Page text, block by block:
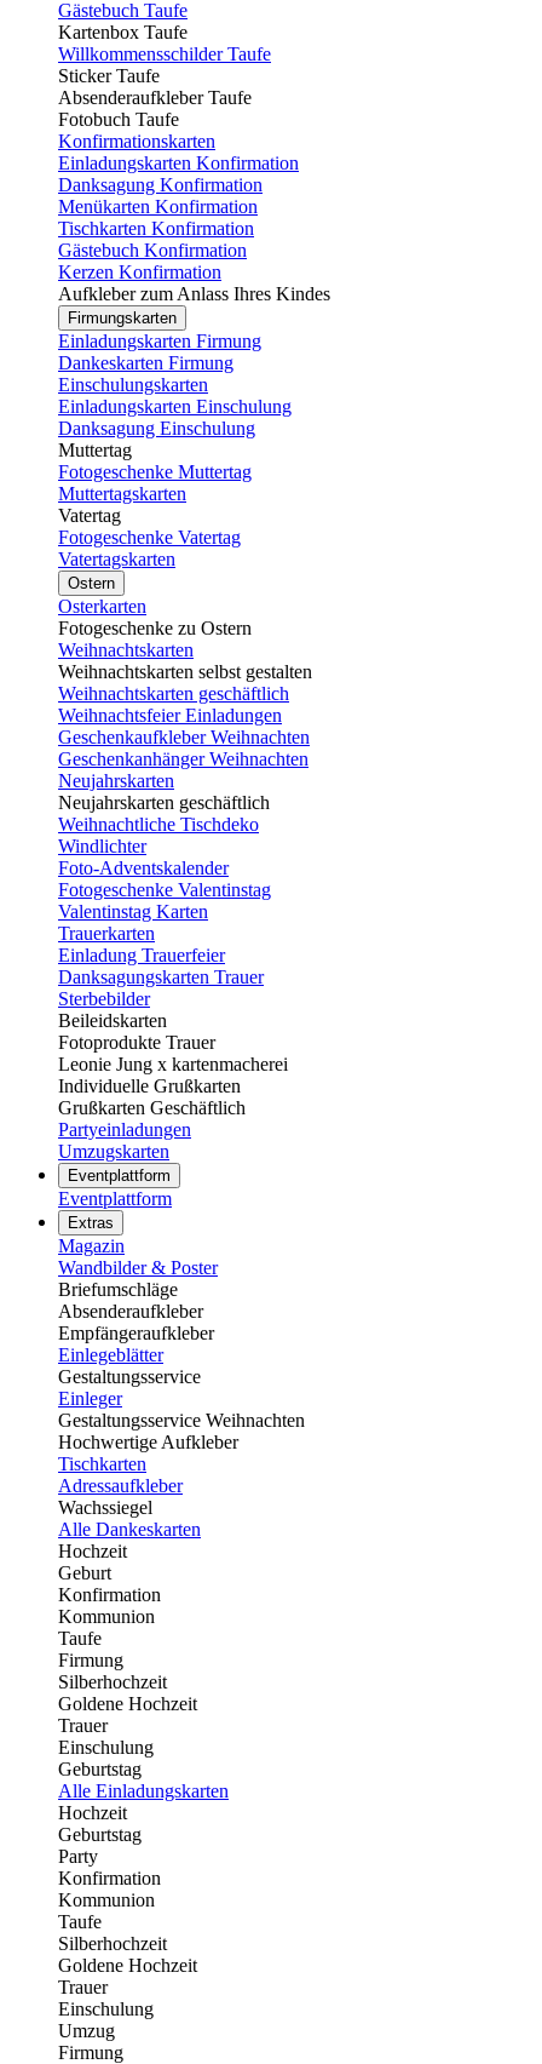
Gästebuch Taufe
Kartenbox Taufe
Willkommensschilder Taufe
Sticker Taufe
Absenderaufkleber Taufe
Fotobuch Taufe
Konfirmationskarten
Einladungskarten Konfirmation
Danksagung Konfirmation
Menükarten Konfirmation
Tischkarten Konfirmation
Gästebuch Konfirmation
Kerzen Konfirmation
Aufkleber zum Anlass Ihres Kindes
Firmungskarten
Einladungskarten Firmung
Dankeskarten Firmung
Einschulungskarten
Einladungskarten Einschulung
Danksagung Einschulung
Muttertag
Fotogeschenke Muttertag
Muttertagskarten
Vatertag
Fotogeschenke Vatertag
Vatertagskarten
Ostern
Osterkarten
Fotogeschenke zu Ostern
Weihnachtskarten
Weihnachtskarten selbst gestalten
Weihnachtskarten geschäftlich
Weihnachtsfeier Einladungen
Geschenkaufkleber Weihnachten
Geschenkanhänger Weihnachten
Neujahrskarten
Neujahrskarten geschäftlich
Weihnachtliche Tischdeko
Windlichter
Foto-Adventskalender
Fotogeschenke Valentinstag
Valentinstag Karten
Trauerkarten
Einladung Trauerfeier
Danksagungskarten Trauer
Sterbebilder
Beileidskarten
Fotoprodukte Trauer
Leonie Jung x kartenmacherei
Individuelle Grußkarten
Grußkarten Geschäftlich
Partyeinladungen
Umzugskarten
Eventplattform
Eventplattform
Extras
Magazin
Wandbilder & Poster
Briefumschläge
Absenderaufkleber
Empfängeraufkleber
Einlegeblätter
Gestaltungsservice
Einleger
Gestaltungsservice Weihnachten
Hochwertige Aufkleber
Tischkarten
Adressaufkleber
Wachssiegel
Alle Dankeskarten
Hochzeit
Geburt
Konfirmation
Kommunion
Taufe
Firmung
Silberhochzeit
Goldene Hochzeit
Trauer
Einschulung
Geburtstag
Alle Einladungskarten
Hochzeit
Geburtstag
Party
Konfirmation
Kommunion
Taufe
Silberhochzeit
Goldene Hochzeit
Trauer
Einschulung
Umzug
Firmung